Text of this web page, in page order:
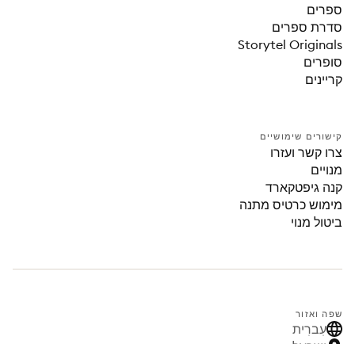
ספרים
סדרת ספרים
Storytel Originals
סופרים
קריינים
קישורים שימושיים
צרו קשר ועזרו
מנויים
קנה גיפטקארד
מימוש כרטיס מתנה
ביטול מנוי
שפה ואזור
עִברִית